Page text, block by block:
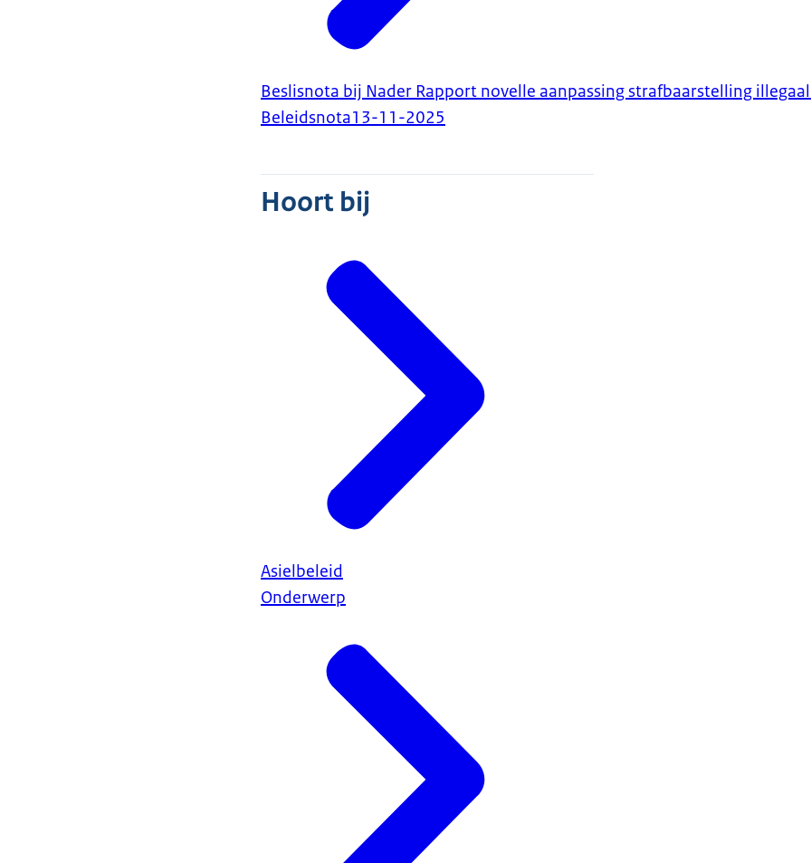
Beslisnota bij Nader Rapport novelle aanpassing strafbaarstelling
Beleidsnota13-11-2025
Hoort bij
Asielbeleid
Onderwerp